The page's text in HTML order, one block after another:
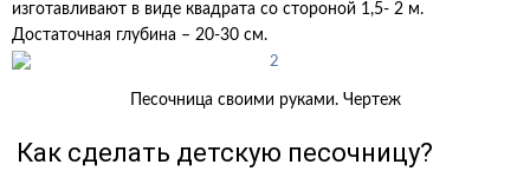
изготавливают в виде квадрата со стороной 1,5- 2 м.
Достаточная глубина – 20-30 см.
Песочница своими руками. Чертеж
Как сделать детскую песочницу?